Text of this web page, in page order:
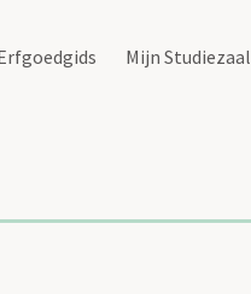
Mijn Studiezaal